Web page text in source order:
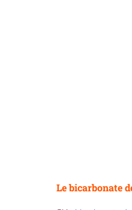
Le bicarbonate